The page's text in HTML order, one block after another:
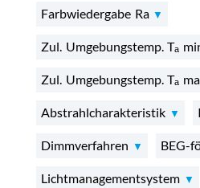
Farbwiedergabe Ra
Zul. Umgebungstemp. Tₐ
Zul. Umgebungstemp. Tₐ
Abstrahlcharakteristik
Dimmverfahren BEG-
Lichtmanagementsystem